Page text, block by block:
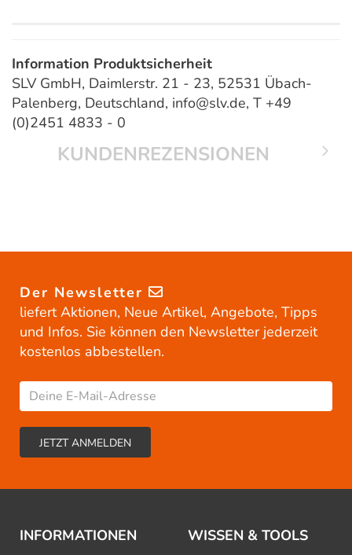
Information Produktsicherheit
SLV GmbH, Daimlerstr. 21 - 23, 52531 Übach-
Palenberg, Deutschland, info@slv.de, T +49
(0)2451 4833 - 0
KUNDENREZENSIONEN
Der Newsletter
liefert Aktionen, Neue Artikel, Angebote, Tipps
und Infos. Sie können den Newsletter jederzeit
kostenlos abbestellen.
INFORMATIONEN WISSEN & TOOLS